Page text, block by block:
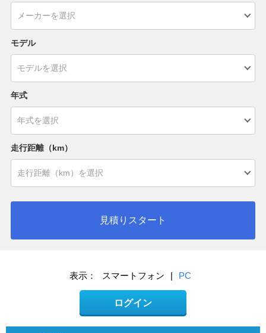
モデル
年式
走行距離（km）
見積りスタート
表示： スマートフォン | PC
ログイン